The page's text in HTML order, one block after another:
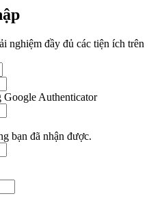
nghiệm đầy đủ các tiện ích trên
Authenticator
bạn đã nhận được.